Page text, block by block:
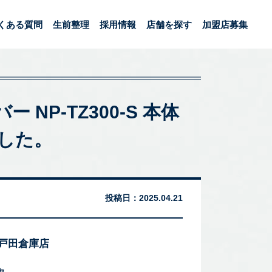
ある質問 生前整理 採用情報 店舗を探す 加盟店募集
ー NP-TZ300-S 本体
た。
投稿日： 2025.04.21
田倉庫店